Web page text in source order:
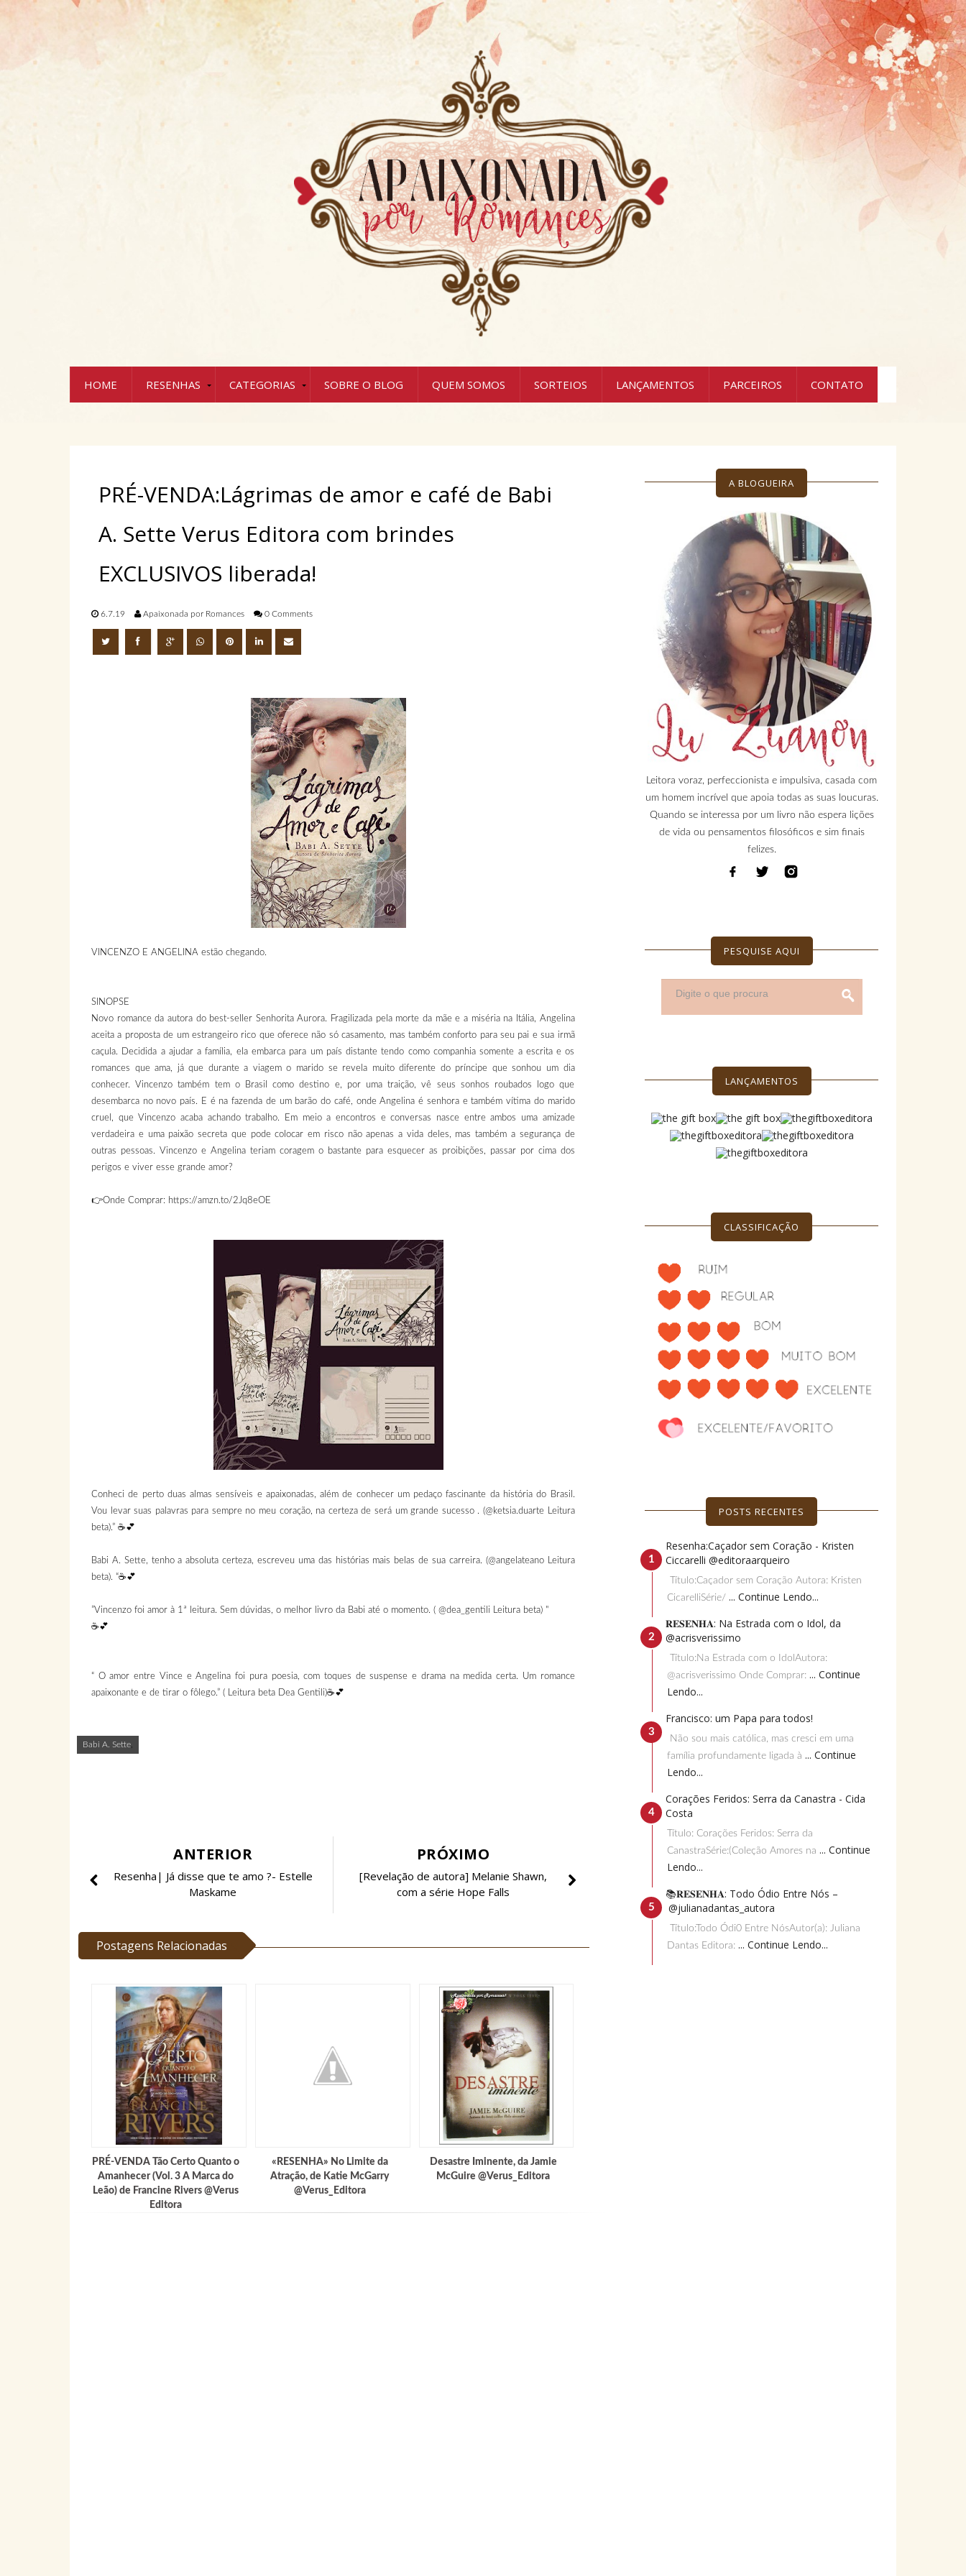
HOME RESENHAS CATEGORIAS SOBRE O BLOG QUEM SOMOS SORTEIOS LANÇAMENTOS PARCEIROS CONTATO
Babi A. Sette
PRÉ-VENDA:Lágrimas de amor e café de Babi
A. Sette Verus Editora com brindes
EXCLUSIVOS liberada!
6.7.19 Apaixonada por Romances 0 Comments
VINCENZO E ANGELINA estão chegando.
SINOPSE
Novo romance da autora do best-seller Senhorita Aurora. Fragilizada pela morte da mãe e a miséria na Itália, Angelina
aceita a proposta de um estrangeiro rico que oferece não só casamento, mas também conforto para seu pai e sua irmã
caçula. Decidida a ajudar a família, ela embarca para um país distante tendo como companhia somente a escrita e os
romances que ama, já que durante a viagem o marido se revela muito diferente do príncipe que sonhou um dia
conhecer. Vincenzo também tem o Brasil como destino e, por uma traição, vê seus sonhos roubados logo que
desembarca no novo país. E é na fazenda de um barão do café, onde Angelina é senhora e também vítima do marido
cruel, que Vincenzo acaba achando trabalho. Em meio a encontros e conversas nasce entre ambos uma amizade
verdadeira e uma paixão secreta que pode colocar em risco não apenas a vida deles, mas também a segurança de
outras pessoas. Vincenzo e Angelina teriam coragem o bastante para esquecer as proibições, passar por cima dos
perigos e viver esse grande amor?
👉Onde Comprar: https://amzn.to/2Jq8eOE
Conheci de perto duas almas sensíveis e apaixonadas, além de conhecer um pedaço fascinante da história do Brasil.
Vou levar suas palavras para sempre no meu coração, na certeza de será um grande sucesso . (@ketsia.duarte Leitura
beta).” ☕️💕
Babi A. Sette, tenho a absoluta certeza, escreveu uma das histórias mais belas de sua carreira. (@angelateano Leitura
beta). “☕️💕
”Vincenzo foi amor à 1ª leitura. Sem dúvidas, o melhor livro da Babi até o momento. ( @dea_gentili Leitura beta) "
☕️💕
“ O amor entre Vince e Angelina foi pura poesia, com toques de suspense e drama na medida certa. Um romance
apaixonante e de tirar o fôlego.” ( Leitura beta Dea Gentili)☕️💕
PRÓXIMO
[Revelação de autora] Melanie Shawn,
com a série Hope Falls
ANTERIOR
Resenha| Já disse que te amo ?- Estelle
Maskame
Postagens Relacionadas
PRÉ-VENDA Tão Certo Quanto o
Amanhecer (Vol. 3 A Marca do
Leão) de Francine Rivers @Verus
Editora
«RESENHA» No Limite da
Atração, de Katie McGarry
@Verus_Editora
Desastre Iminente, da Jamie
McGuire @Verus_Editora
A BLOGUEIRA
Leitora voraz, perfeccionista e impulsiva, casada com
um homem incrível que apoia todas as suas loucuras.
Quando se interessa por um livro não espera lições
de vida ou pensamentos filosóficos e sim finais
felizes.
PESQUISE AQUI
LANÇAMENTOS
CLASSIFICAÇÃO
POSTS RECENTES
Resenha:Caçador sem Coração - Kristen
Ciccarelli @editoraarqueiro
Título:Caçador sem Coração Autora: Kristen
CicarelliSérie/ ... Continue Lendo...
𝐑𝐄𝐒𝐄𝐍𝐇𝐀: Na Estrada com o Idol, da
@acrisverissimo
Título:Na Estrada com o IdolAutora:
@acrisverissimo Onde Comprar: ... Continue
Lendo...
Francisco: um Papa para todos!
Não sou mais católica, mas cresci em uma
família profundamente ligada à ... Continue
Lendo...
Corações Feridos: Serra da Canastra - Cida
Costa
Título: Corações Feridos: Serra da
CanastraSérie:(Coleção Amores na ... Continue
Lendo...
📚𝐑𝐄𝐒𝐄𝐍𝐇𝐀: Todo Ódio Entre Nós –
@julianadantas_autora
Título:Todo Ódi0 Entre NósAutor(a): Juliana
Dantas Editora: ... Continue Lendo...